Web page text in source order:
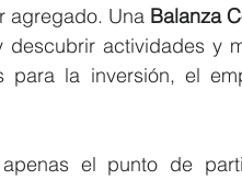
agregado. Una Balanza
actividades y
para la inversión, el
el punto de